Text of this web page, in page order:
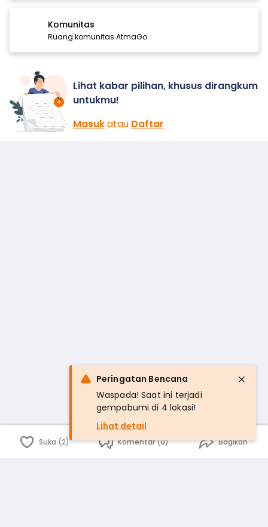
Komunitas
Ruang komunitas AtmaGo
Lihat kabar pilihan, khusus dirangkum
untukmu!
Masukatau Daftar
Suka (2) Komentar (0) Bagikan
Peringatan Bencana
Waspada! Saat ini terjadi
gempabumi di 4 lokasi!
Lihat detail